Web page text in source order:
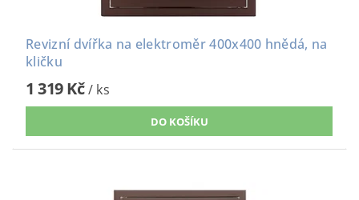
Revizní dvířka na elektroměr 400x400 hnědá, na
kličku
1 319 Kč/ ks